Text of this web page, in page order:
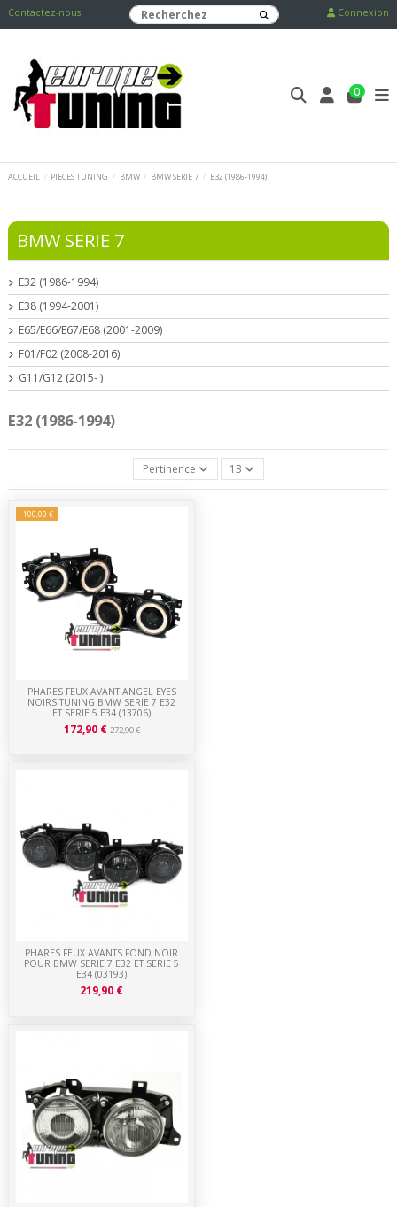
Contactez-nous Connexion
0
ACCUEIL PIECES TUNING BMW BMW SERIE 7 E32 (1986-1994)
E32 (1986-1994)
Pertinence 13
PHARES FEUX AVANTS FOND NOIR
POUR BMW SERIE 7 E32 ET SERIE 5
E34 (03193)
219,90 €
-100,00 €
PHARES FEUX AVANT ANGEL EYES
NOIRS TUNING BMW SERIE 7 E32
ET SERIE 5 E34 (13706)
172,90 €272,90 €
BMW SERIE 7
E32 (1986-1994)
E38 (1994-2001)
E65/E66/E67/E68 (2001-2009)
F01/F02 (2008-2016)
G11/G12 (2015- )